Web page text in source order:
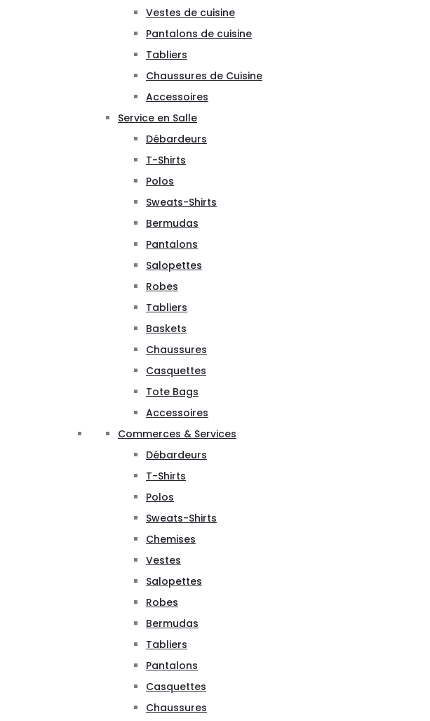
Vestes de cuisine
Pantalons de cuisine
Tabliers
Chaussures de Cuisine
Accessoires
Service en Salle
Débardeurs
T-Shirts
Polos
Sweats-Shirts
Bermudas
Pantalons
Salopettes
Robes
Tabliers
Baskets
Chaussures
Casquettes
Tote Bags
Accessoires
Commerces & Services
Débardeurs
T-Shirts
Polos
Sweats-Shirts
Chemises
Vestes
Salopettes
Robes
Bermudas
Tabliers
Pantalons
Casquettes
Chaussures